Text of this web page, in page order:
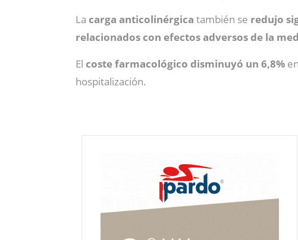
La carga anticolinérgica también se redujo
relacionados con efectos adversos de la
El coste farmacológico disminuyó un 6,8%
hospitalización.